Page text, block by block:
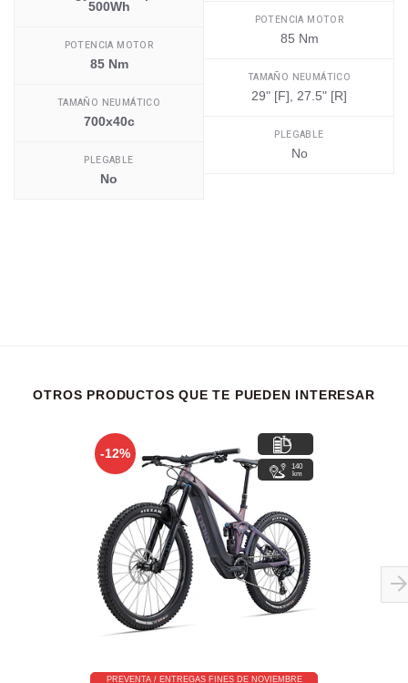
500Wh
POTENCIA MOTOR
85 Nm
TAMAÑO NEUMÁTICO
700x40c
PLEGABLE
No
POTENCIA MOTOR
85 Nm
TAMAÑO NEUMÁTICO
29" [F], 27.5" [R]
PLEGABLE
No
OTROS PRODUCTOS QUE TE PUEDEN INTERESAR
-12%
140
km
PREVENTA / ENTREGAS FINES DE NOVIEMBRE